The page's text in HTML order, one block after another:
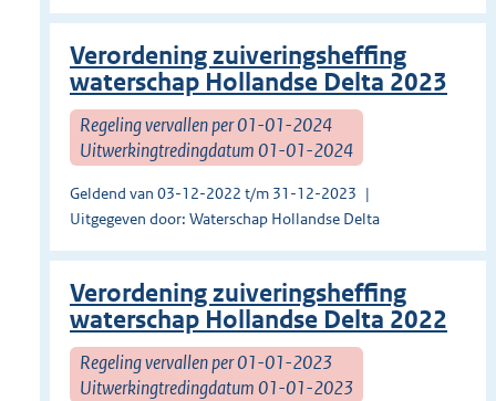
Verordening zuiveringsheffing
waterschap Hollandse Delta 2023
Regeling vervallen per 01-01-2024
Uitwerkingtredingdatum 01-01-2024
Geldend van 03-12-2022 t/m 31-12-2023
Uitgegeven door: Waterschap Hollandse Delta
Verordening zuiveringsheffing
waterschap Hollandse Delta 2022
Regeling vervallen per 01-01-2023
Uitwerkingtredingdatum 01-01-2023